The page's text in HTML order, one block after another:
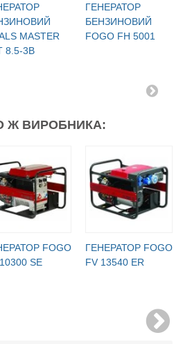
MASTER
8.5-3B
ГЕНЕРАТОР
БЕНЗИНОВИЙ
FOGO FH 5001
Ж ВИРОБНИКА:
FOGO
SE
ГЕНЕРАТОР FOGO
FV 13540 ER